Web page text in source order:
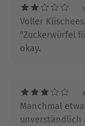
Voller
"Zuckerwürfel
okay.
Manchmal
unverständlich